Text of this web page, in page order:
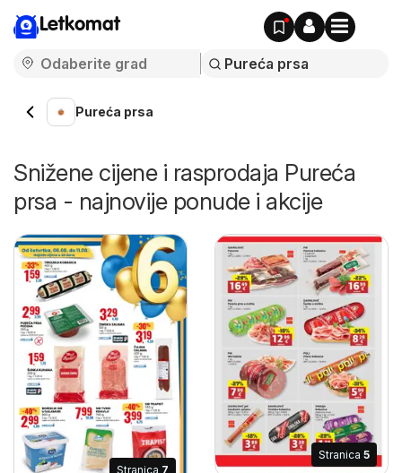
Letkomat
Pureća prsa
Snižene cijene i rasprodaja Pureća
prsa - najnovije ponude i akcije
Stranica 7
Stranica 5